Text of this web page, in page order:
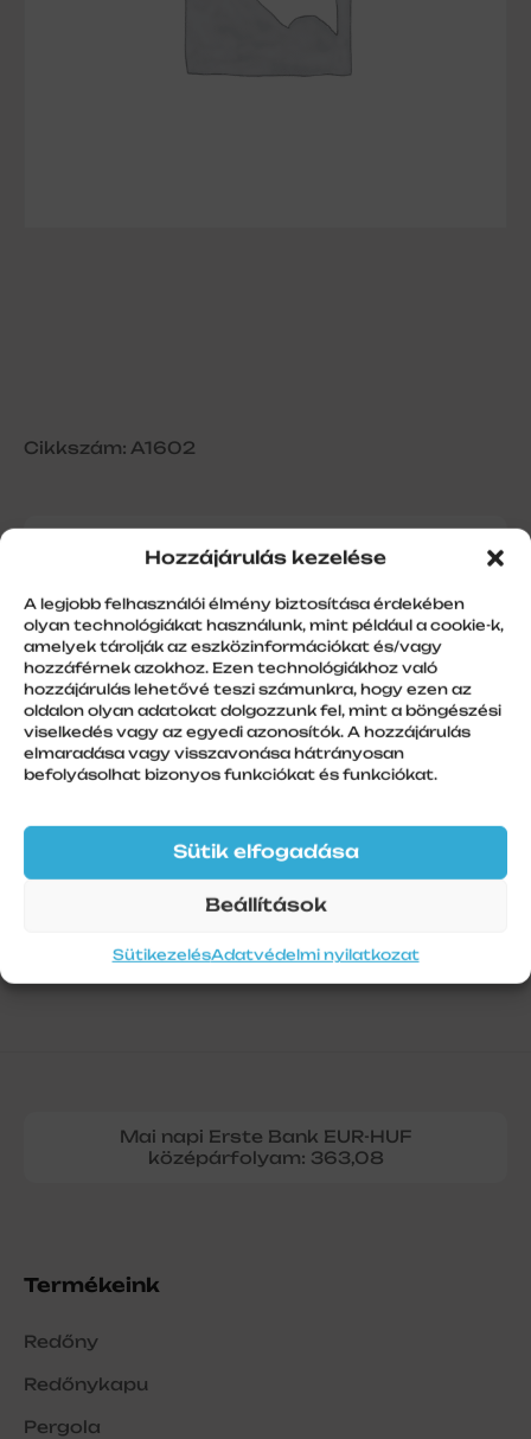
Hozzájárulás kezelése
A legjobb felhasználói élmény biztosítása érdekében
olyan technológiákat használunk, mint például a cookie-k,
amelyek tárolják az eszközinformációkat és/vagy
hozzáférnek azokhoz. Ezen technológiákhoz való
hozzájárulás lehetővé teszi számunkra, hogy ezen az
oldalon olyan adatokat dolgozzunk fel, mint a böngészési
viselkedés vagy az egyedi azonosítók. A hozzájárulás
elmaradása vagy visszavonása hátrányosan
befolyásolhat bizonyos funkciókat és funkciókat.
Sütik elfogadása
Beállítások
SütikezelésAdatvédelmi nyilatkozat
Cikkszám: A1602
Feltolásgátló, 190 mm
További információk
Szálhossz
1
Mai napi Erste Bank EUR-HUF
középárfolyam: 363,08
Termékeink
Redőny
Redőnykapu
Pergola